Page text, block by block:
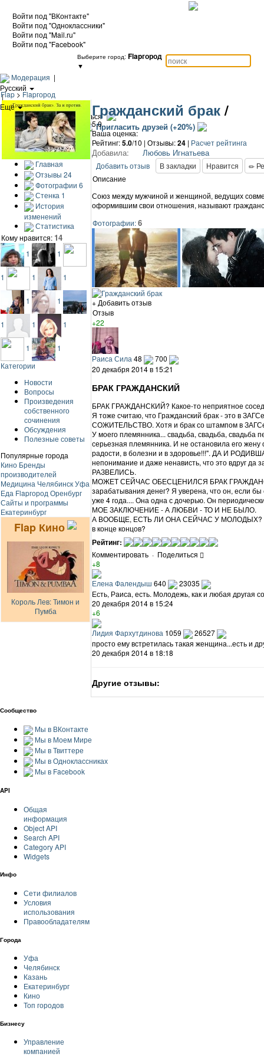
Войти под "ВКонтакте"
Войти под "Одноклассники"
Войти под "Mail.ru"
Войти под "Facebook"
Выберите город: Flapгород
▼
Модерация |
Русский
|
Еще
Войти / Зарегистрироваться
Добавить объект Пригласить друзей (+20%)
Flap>Flapгород
Главная
Отзывы 24
Фотографии 6
Стенка 1
История
изменений
Статистика
Кому нравится: 14
1 1
1 1 1
1 1
1 1 1
1
1
Категории
Новости
Вопросы
Произведения
собственного
сочинения
Обсуждения
Полезные советы
Популярные города
Кино Бренды
производителей
Медицина ЧелябинскУфа
Еда Flapгород Оренбург
Сайты и программы
Екатеринбург
Flap Кино
Король Лев: Тимон и
Пумба
Гражданский брак/
5.0
Ваша оценка:
Рейтинг:5.0/10 | Отзывы:24 | Расчет рейтинга
Добавила: Любовь Игнатьева
Добавить отзыв В закладки Нравится
Описание
Союз между мужчиной и женщиной, ведущих
оформившим свои отношения, называют
Фотографии:6
+ Добавить отзыв
Отзыв
+22
Раиса Сила 48
700
20 декабря 2014 в 15:21
БРАК ГРАЖДАНСКИЙ
БРАК ГРАЖДАНСКИЙ? Какое-то неприятное
Я тоже считаю, что Гражданский брак - это в
СОЖИТЕЛЬСТВО. Хотя и брак со штампом в ЗАГСе
У моего племянника... свадьба, свадьба,
серьезная племянника. И не остановила его жену
радости, в болезни и в здоровье!!!". ДА И
непонимание и даже ненависть, что это вдруг да
РАЗВЕЛИСЬ.
МОЖЕТ СЕЙЧАС ОБЕСЦЕНИЛСЯ БРАК
зарабатывания денег? Я уверена, что он, если
уже 4 года.... Она одна с дочерью. Он
МОЕ ЗАКЛЮЧЕНИЕ - А ЛЮБВИ - ТО И НЕ БЫЛО.
А ВООБЩЕ, ЕСТЬ ЛИ ОНА СЕЙЧАС У
в конце концов?
Рейтинг:
Комментировать · Поделиться
+8
Елена Фалендыш 640
23035
Есть, Раиса, есть. Молодежь, как и любая другая
20 декабря 2014 в 15:24
+6
Лидия Фархутдинова 1059
26527
просто ему встретилась такая женщина...есть и
20 декабря 2014 в 18:18
Другие отзывы:
Сообщество
Мы в ВКонтакте
Мы в Моем Мире
Мы в Твиттере
Мы в Одноклассниках
Мы в Facebook
API
Общая
информация
Object API
Search API
Category API
Widgets
Инфо
Сети филиалов
Условия
использования
Правообладателям
Города
Уфа
Челябинск
Казань
Екатеринбург
Кино
Топ городов
Бизнесу
Управление
компанией